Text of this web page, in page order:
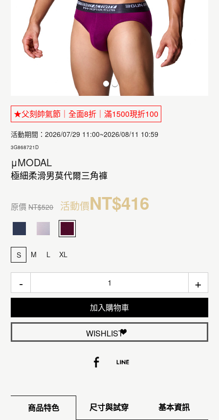
★父刻帥氣節｜全面8折｜滿1500現折100
活動期間：2026/07/29 11:00~2026/08/11 10:59
3G868721D
μMODAL
極細柔滑男莫代爾三角褲
原價NT$520 活動價NT$416
S M L XL
- +
加入購物車
WISHLIST
商品特色 尺寸與試穿 基本資訊